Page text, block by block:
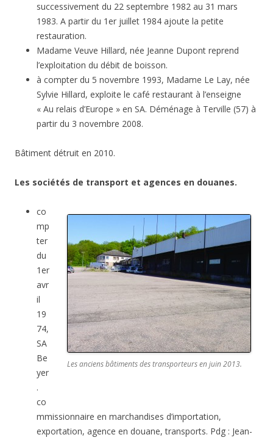
successivement du 22 septembre 1982 au 31 mars
1983. A partir du 1er juillet 1984 ajoute la petite
restauration.
Madame Veuve Hillard, née Jeanne Dupont reprend
l’exploitation du débit de boisson.
à compter du 5 novembre 1993, Madame Le Lay, née
Sylvie Hillard, exploite le café restaurant à l’enseigne
« Au relais d’Europe » en SA. Déménage à Terville (57) à
partir du 3 novembre 2008.
Bâtiment détruit en 2010.
Les sociétés de transport et agences en douanes.
Les anciens bâtiments des transporteurs en juin 2013.
co
mp
ter
du
1er
avr
il
19
74,
SA
Be
yer
.
co
mmissionnaire en marchandises d’importation,
exportation, agence en douane, transports. Pdg : Jean-